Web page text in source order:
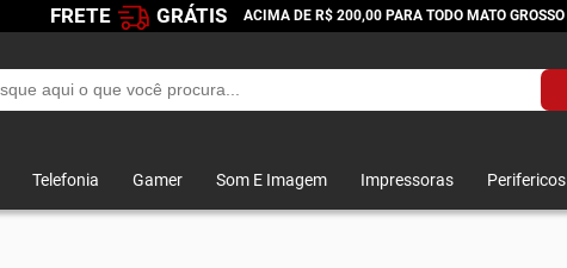
FRETE GRÁTIS ACIMA DE R$ 200,00 PARA TODO MATO GROSSO
Telefonia Gamer Som E Imagem Impressoras Perifericos